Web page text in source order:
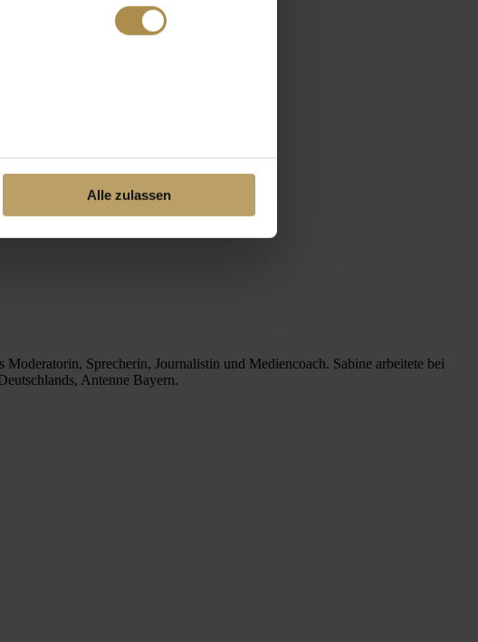
Alle zulassen
Sprecherin, Journalistin und Mediencoach. Sabine arbeitete bei
Antenne Bayern.